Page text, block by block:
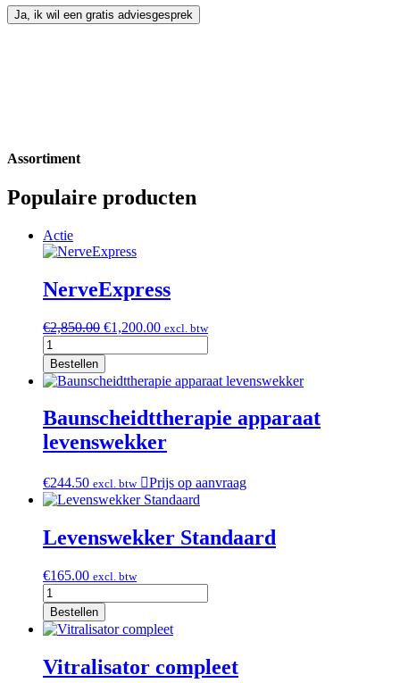
Ja, ik wil een gratis adviesgesprek
Assortiment
Populaire producten
Actie
NerveExpress
€2,850.00 Oorspronkelijke
was:
€2,850.00.
€1,200.00Huidige
is:
€1,200.00.
excl. btw
NerveExpress
aantal
Bestellen
Baunscheidttherapie apparaat
levenswekker
€244.50 excl. btw Prijs op aanvraag
Levenswekker Standaard
€165.00 excl. btw
Levenswekker
Standaard
aantal
Bestellen
Vitralisator compleet